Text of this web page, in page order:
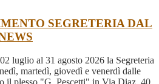
SEGRETERIA DAL
luglio al 31 agosto 2026 la Segreteria
martedì, giovedì e venerdì dalle
il plesso "G. Pescetti" in Via Diaz, 40.